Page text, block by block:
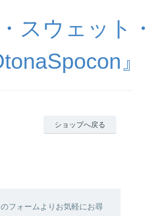
スウェット・
』
ショップへ戻る
フォームよりお気軽にお尋